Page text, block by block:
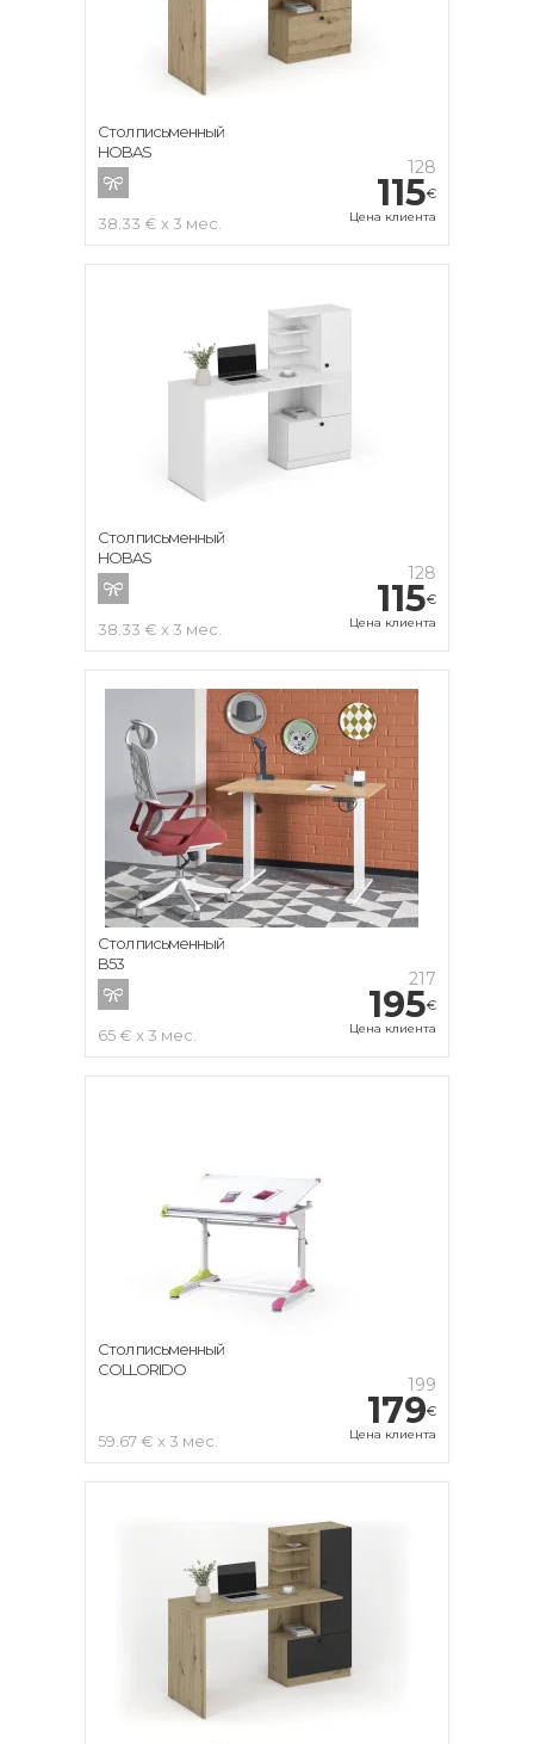
128
115€
Цена клиента
38.33 € x 3 мес.
Стол письменный
HOBAS
128
115€
Цена клиента
38.33 € x 3 мес.
Стол письменный
HOBAS
217
195€
Цена клиента
65 € x 3 мес.
Стол письменный
B53
199
179€
Цена клиента
59.67 € x 3 мес.
Стол письменный
COLLORIDO